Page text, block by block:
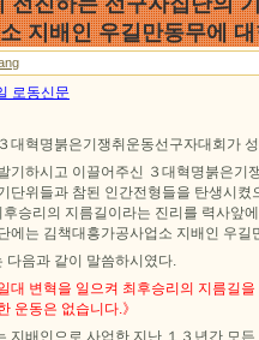
지배인 우길만동무에
로동신문
대혁명붉은기쟁취운동선구자대회가
기하시고 이끌어주신 ３대혁명붉은기
단위들과 참된 인간전형들을 탄생시켰
승리의 지름길이라는 진리를 력사앞
에는 김책대흥가공사업소 지배인 우길
다음과 같이 말씀하시였다.
대 변혁을 일으켜 최후승리의 지름길
운동은 없습니다.》
지배인으로 사업한 지난 １３년간 모